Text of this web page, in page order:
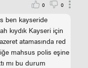
0 0
ben kayseride
kıydık Kayseri için
atamasında red
mahsus polis eşine
mı bu durum